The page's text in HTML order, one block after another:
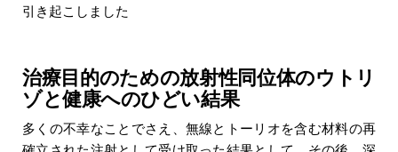
引き起こしました
治療目的のための放射性同位体のウトリ
ゾと健康へのひどい結果
多くの不幸なことでさえ、無線とトーリオを含む材料の再